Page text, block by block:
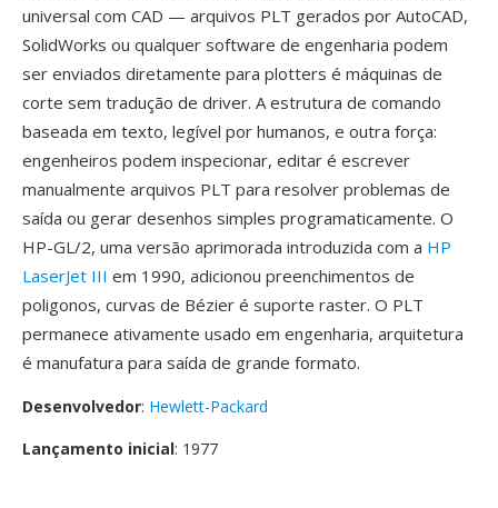
universal com CAD — arquivos PLT gerados por AutoCAD,
SolidWorks ou qualquer software de engenharia podem
ser enviados diretamente para plotters é máquinas de
corte sem tradução de driver. A estrutura de comando
baseada em texto, legível por humanos, e outra força:
engenheiros podem inspecionar, editar é escrever
manualmente arquivos PLT para resolver problemas de
saída ou gerar desenhos simples programaticamente. O
HP-GL/2, uma versão aprimorada introduzida com a HP
LaserJet III em 1990, adicionou preenchimentos de
poligonos, curvas de Bézier é suporte raster. O PLT
permanece ativamente usado em engenharia, arquitetura
é manufatura para saída de grande formato.
Desenvolvedor: Hewlett-Packard
Lançamento inicial: 1977